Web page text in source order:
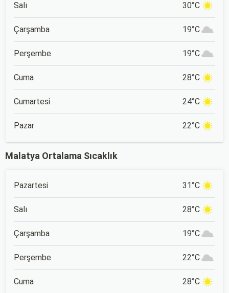
Salı 30°C
Çarşamba 19°C
Perşembe 19°C
Cuma 28°C
Cumartesi 24°C
Pazar 22°C
Malatya Ortalama Sıcaklık
Pazartesi 31°C
Salı 28°C
Çarşamba 19°C
Perşembe 22°C
Cuma 28°C